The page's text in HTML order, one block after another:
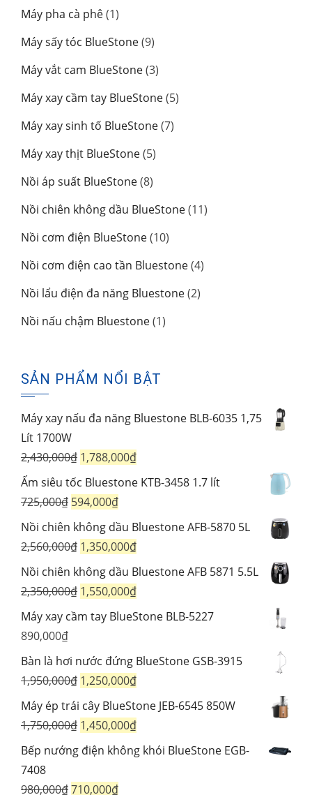
Máy pha cà phê 11
phẩm
Máy sấy tóc BlueStone 99
phẩm
Máy vắt cam BlueStone 33
phẩm
Máy xay cầm tay BlueStone 55
Máy xay sinh tố BlueStone 77
Máy xay thịt BlueStone 55
Nồi áp suất BlueStone 88
Nồi chiên không dầu BlueStone 1111
Nồi cơm điện BlueStone 1010
phẩm
Nồi cơm điện cao tần Bluestone 44
Nồi lẩu điện đa năng Bluestone 22
Nồi nấu chậm Bluestone 11
SẢN PHẨM NỔI BẬT
Máy xay nấu đa năng Bluestone BLB-6035 1,75
Lít 1700W
2,430,000₫ Giá
gốc
là:
1,788,000₫Giá
hiện
1,788,000₫.
Ấm siêu tốc Bluestone KTB-3458 1.7 lít
725,000₫ Giá
gốc
là:
594,000₫Giá
hiện
tại
594,000₫.
Nồi chiên không dầu Bluestone AFB-5870 5L
2,560,000₫ Giá
gốc
là:
1,350,000₫Giá
hiện
tại
1,350,000₫.
Nồi chiên không dầu Bluestone AFB 5871 5.5L
2,350,000₫ Giá
gốc
1,550,000₫Giá
hiện
1,550,000₫.
Máy xay cầm tay BlueStone BLB-5227
890,000₫
Bàn là hơi nước đứng BlueStone GSB-3915
1,950,000₫ Giá
gốc
là:
1,250,000₫Giá
tại
1,250,000₫.
Máy ép trái cây BlueStone JEB-6545 850W
1,750,000₫ Giá
gốc
1,750,000₫.
1,450,000₫Giá
hiện
Bếp nướng điện không khói BlueStone EGB-
7408
980,000₫Giá
710,000₫Giá